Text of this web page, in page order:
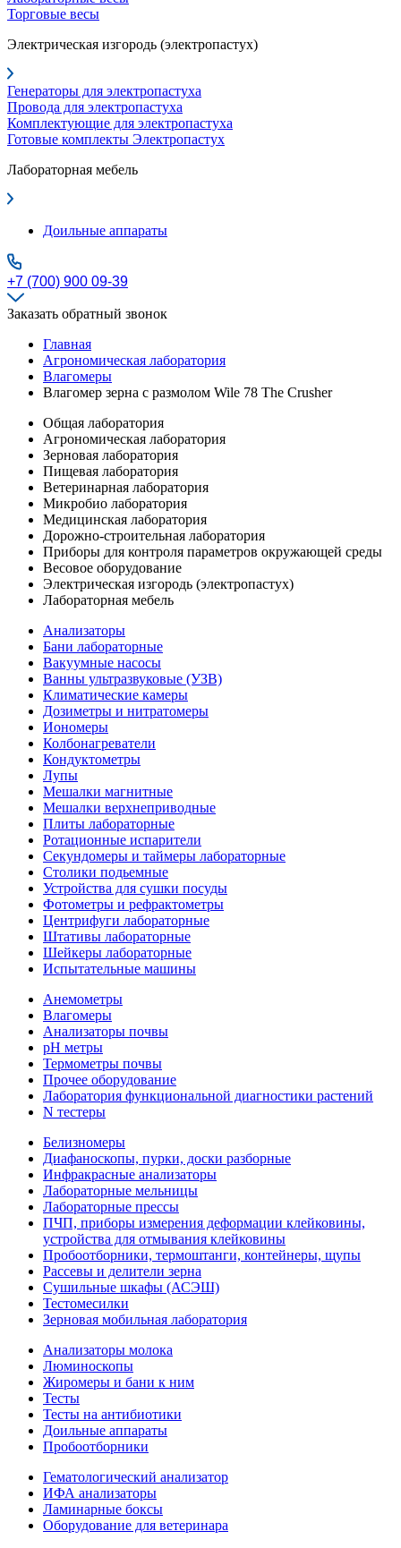
Торговые весы
Электрическая изгородь (электропастух)
Генераторы для электропастуха
Провода для электропастуха
Комплектующие для электропастуха
Готовые комплекты Электропастух
Лабораторная мебель
Доильные аппараты
+7 (700) 900 09-39
Заказать обратный звонок
Главная
Агрономическая лаборатория
Влагомеры
Влагомер зерна с размолом Wile 78 The Crusher
Общая лаборатория
Агрономическая лаборатория
Зерновая лаборатория
Пищевая лаборатория
Ветеринарная лаборатория
Микробио лаборатория
Медицинская лаборатория
Дорожно-строительная лаборатория
Приборы для контроля параметров окружающей среды
Весовое оборудование
Электрическая изгородь (электропастух)
Лабораторная мебель
Анализаторы
Бани лабораторные
Вакуумные насосы
Ванны ультразвуковые (УЗВ)
Климатические камеры
Дозиметры и нитратомеры
Иономеры
Колбонагреватели
Кондуктометры
Лупы
Мешалки магнитные
Мешалки верхнеприводные
Плиты лабораторные
Ротационные испарители
Секундомеры и таймеры лабораторные
Столики подьемные
Устройства для сушки посуды
Фотометры и рефрактометры
Центрифуги лабораторные
Штативы лабораторные
Шейкеры лабораторные
Испытательные машины
Анемометры
Влагомеры
Анализаторы почвы
pH метры
Термометры почвы
Прочее оборудование
Лаборатория функциональной диагностики растений
N тестеры
Белизномеры
Диафаноскопы, пурки, доски разборные
Инфракрасные анализаторы
Лабораторные мельницы
Лабораторные прессы
ПЧП, приборы измерения деформации клейковины,
устройства для отмывания клейковины
Пробоотборники, термоштанги, контейнеры, щупы
Рассевы и делители зерна
Сушильные шкафы (АСЭШ)
Тестомесилки
Зерновая мобильная лаборатория
Анализаторы молока
Люминоскопы
Жиромеры и бани к ним
Тесты
Тесты на антибиотики
Доильные аппараты
Пробоотборники
Гематологический анализатор
ИФА анализаторы
Ламинарные боксы
Оборудование для ветеринара